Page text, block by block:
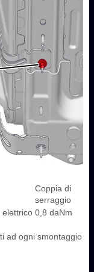
Coppia di
serraggio
elettrico 0,8 daNm
ad ogni smontaggio